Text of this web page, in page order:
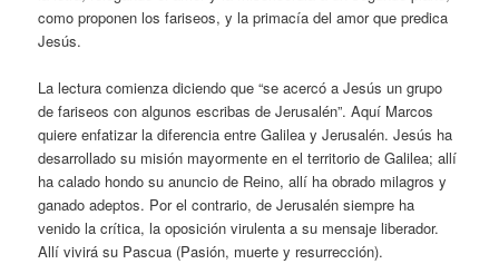
como proponen los fariseos, y la primacía del amor que predica
Jesús.
La lectura comienza diciendo que “se acercó a Jesús un grupo
de fariseos con algunos escribas de Jerusalén”. Aquí Marcos
quiere enfatizar la diferencia entre Galilea y Jerusalén. Jesús ha
desarrollado su misión mayormente en el territorio de Galilea; allí
ha calado hondo su anuncio de Reino, allí ha obrado milagros y
ganado adeptos. Por el contrario, de Jerusalén siempre ha
venido la crítica, la oposición virulenta a su mensaje liberador.
Allí vivirá su Pascua (Pasión, muerte y resurrección).